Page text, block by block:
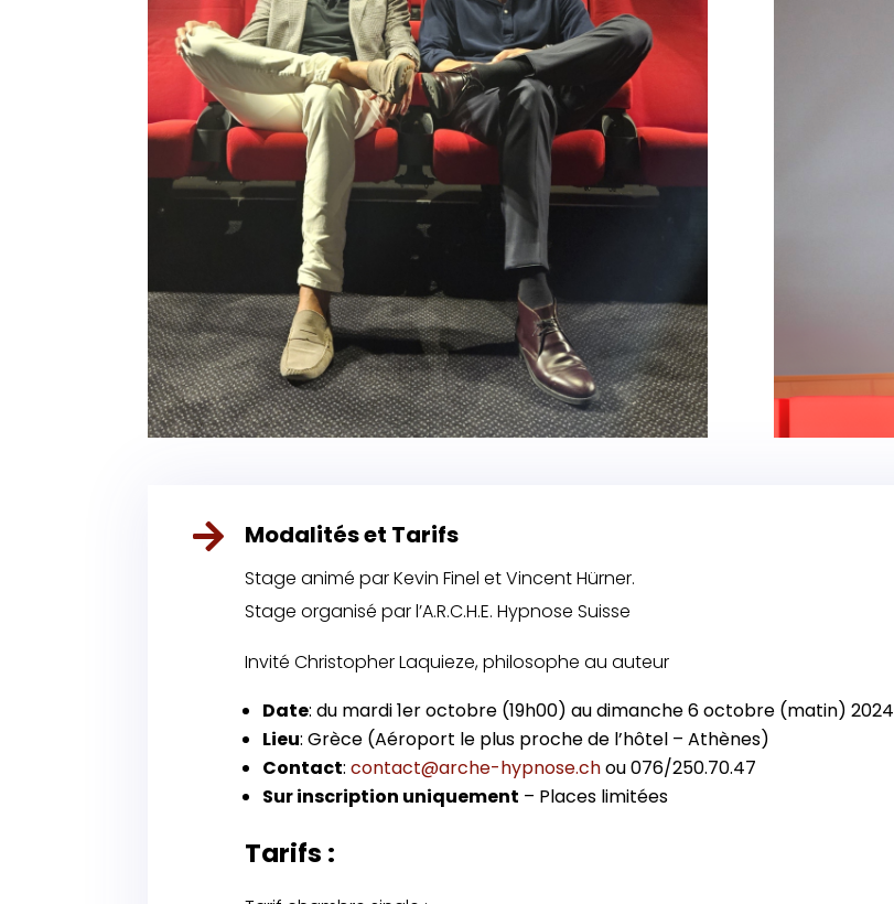
 Modalités et Tarifs
Stage animé par Kevin Finel et Vincent Hürner.
Stage organisé par l’A.R.C.H.E. Hypnose Suisse
Invité Christopher Laquieze, philosophe au auteur
Date: du mardi 1er octobre (19h00) au dimanche 6 octobre (matin) 2024
Lieu: Grèce (Aéroport le plus proche de l’hôtel – Athènes)
Contact: contact@arche-hypnose.chou 076/250.70.47
Sur inscription uniquement – Places limitées
Tarifs :